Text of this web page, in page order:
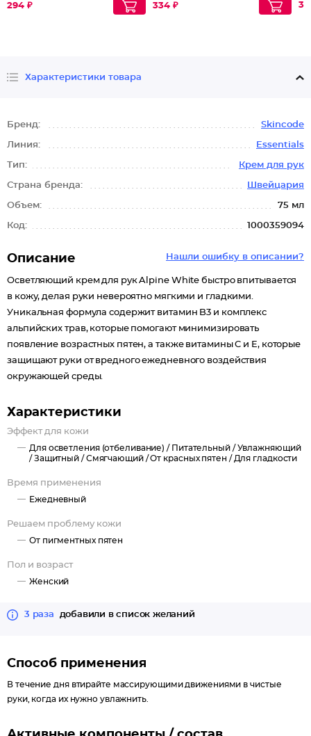
294 ₽
334 ₽
Характеристики товара
Бренд: Skincode
Линия: Essentials
Тип: Крем для рук
Страна бренда: Швейцария
Объем: 75 мл
Код: 1000359094
Нашли ошибку в описании?
Описание
Осветляющий крем для рук Alpine White быстро впитывается
в кожу, делая руки невероятно мягкими и гладкими.
Уникальная формула содержит витамин B3 и комплекс
альпийских трав, которые помогают минимизировать
появление возрастных пятен, а также витамины C и E, которые
защищают руки от вредного ежедневного воздействия
окружающей среды.
Характеристики
Эффект для кожи
Для осветления (отбеливание) / Питательный /Увлажняющий
/Защитный /Смягчающий /От красных пятен / Для гладкости
Время применения
Ежедневный
Решаем проблему кожи
От пигментных пятен
Пол и возраст
Женский
3 раза добавили в список желаний
Способ применения
В течение дня втирайте массирующими движениями в чистые
руки, когда их нужно увлажнить.